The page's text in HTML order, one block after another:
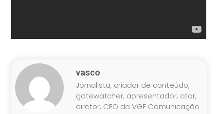
vasco
Jornalista, criador de conteúdo,
gatewatcher, apresentador, ator,
diretor, CEO da VGF Comunicação